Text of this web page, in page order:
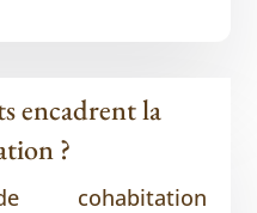
encadrent la
?